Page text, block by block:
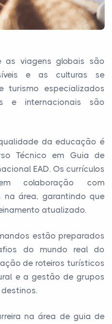
as viagens globais são
e as culturas se
turismo especializados
e internacionais são
da educação é
Técnico em Guia de
EAD. Os currículos
colaboração com
na área, garantindo que
atualizado.
estão preparados
do mundo real do
de roteiros turísticos
e a gestão de grupos
na área de guia de